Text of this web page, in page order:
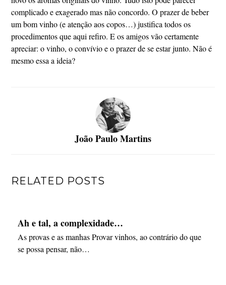
complicado e exagerado mas não concordo. O prazer de beber
um bom vinho (e atenção aos copos…) justifica todos os
procedimentos que aqui refiro. E os amigos vão certamente
apreciar: o vinho, o convívio e o prazer de se estar junto. Não é
mesmo essa a ideia?
João Paulo Martins
RELATED POSTS
Ah e tal, a complexidade…
As provas e as manhas Provar vinhos, ao contrário do que
se possa pensar, não…